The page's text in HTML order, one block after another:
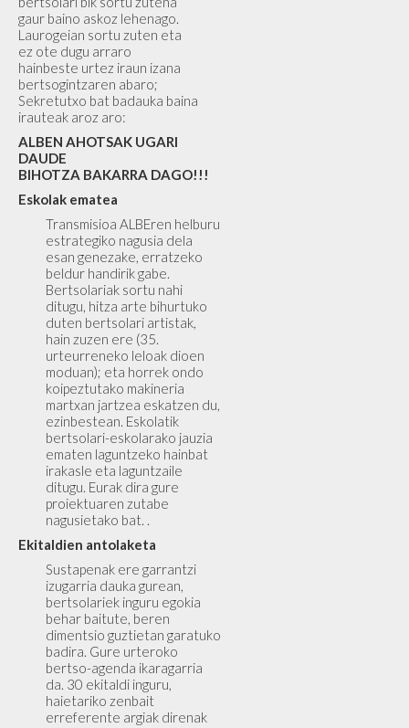
gaur baino askoz lehenago.
Laurogeian sortu zuten eta
ez ote dugu arraro
hainbeste urtez iraun izana
bertsogintzaren abaro;
Sekretutxo bat badauka baina
irauteak aroz aro:
ALBEN AHOTSAK UGARI
DAUDE
BIHOTZA BAKARRA DAGO!!!
Eskolak ematea
Transmisioa ALBEren helburu
estrategiko nagusia dela
esan genezake, erratzeko
beldur handirik gabe.
Bertsolariak sortu nahi
ditugu, hitza arte bihurtuko
duten bertsolari artistak,
hain zuzen ere (35.
urteurreneko leloak dioen
moduan); eta horrek ondo
koipeztutako makineria
martxan jartzea eskatzen du,
ezinbestean. Eskolatik
bertsolari-eskolarako jauzia
ematen laguntzeko hainbat
irakasle eta laguntzaile
ditugu. Eurak dira gure
proiektuaren zutabe
nagusietako bat. .
Ekitaldien antolaketa
Sustapenak ere garrantzi
izugarria dauka gurean,
bertsolariek inguru egokia
behar baitute, beren
dimentsio guztietan garatuko
badira. Gure urteroko
bertso-agenda ikaragarria
da. 30 ekitaldi inguru,
haietariko zenbait
erreferente argiak direnak